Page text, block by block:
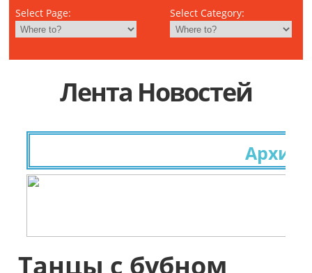
Select Page: Select Category:
Лента Новостей
Танцы с бубном